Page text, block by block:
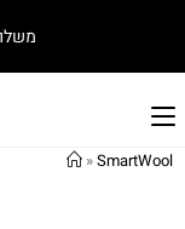
»SmartWool